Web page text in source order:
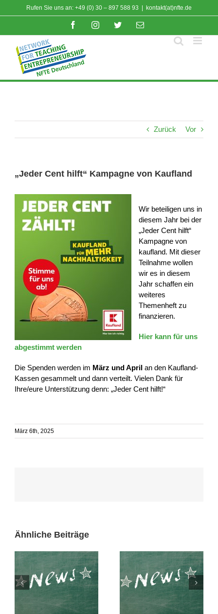
Inhalt
Rufen Sie uns an: +49 (0) 30 – 897 588 93 kontakt(at)nfte.de
FacebookInstagramTwitterE-
Zurück Vor
„Jeder Cent hilft“ Kampagne von Kaufland
Wir beteiligen uns in
diesem Jahr bei der
„Jeder Cent hilft“
Kampagne von
kaufland. Mit dieser
Teilnahme wollen
wir es in diesem
Jahr schaffen ein
weiteres
Themenheft zu
finanzieren.
Hier kann für uns
abgestimmt werden
Die Spenden werden im März und Aprilan den Kaufland-
Kassen gesammelt und dann verteilt. Vielen Dank für
Ihre/eure Unterstützung denn: „Jeder Cent hilft!“
März 6th, 2025
Ähnliche Beiträge
Entrepreneure an
Schulen ausbilden,
geht das wirklich?
Klare Haltung gegen
Rechtsextremismus